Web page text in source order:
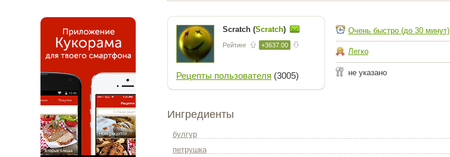
Scratch (Scratch)
Рейтинг +3637.00
Рецепты пользователя (3005)
Очень быстро (до 30 минут)
Легко
не указано
Ингредиенты
булгур
петрушка